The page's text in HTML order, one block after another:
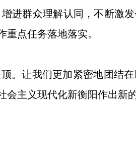
进群众理解认同，不断激
点任务落地落实。
让我们更加紧密地团结在
主义现代化新衡阳作出新